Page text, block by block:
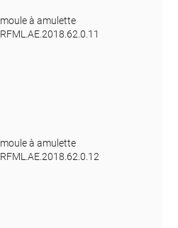
moule à amulette
RFML.AE.2018.62.0.11
moule à amulette
RFML.AE.2018.62.0.12